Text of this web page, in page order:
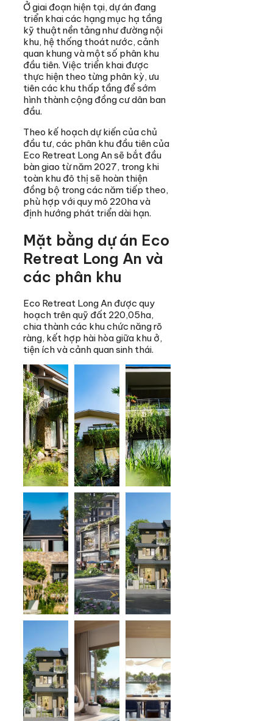
Ở giai đoạn hiện tại, dự án đang
triển khai các hạng mục hạ tầng
kỹ thuật nền tảng như đường nội
khu, hệ thống thoát nước, cảnh
quan khung và một số phân khu
đầu tiên. Việc triển khai được
thực hiện theo từng phân kỳ, ưu
tiên các khu thấp tầng để sớm
hình thành cộng đồng cư dân ban
đầu.
Theo kế hoạch dự kiến của chủ
đầu tư, các phân khu đầu tiên của
Eco Retreat Long An sẽ bắt đầu
bàn giao từ năm 2027, trong khi
toàn khu đô thị sẽ hoàn thiện
đồng bộ trong các năm tiếp theo,
phù hợp với quy mô 220ha và
định hướng phát triển dài hạn.
Mặt bằng dự án Eco
Retreat Long An và
các phân khu
Eco Retreat Long An được quy
hoạch trên quỹ đất 220,05ha,
chia thành các khu chức năng rõ
ràng, kết hợp hài hòa giữa khu ở,
tiện ích và cảnh quan sinh thái.